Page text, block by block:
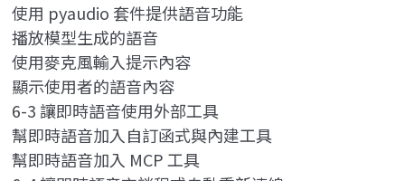
使用 pyaudio 套件提供語音功能
播放模型生成的語音
使用麥克風輸入提示內容
顯示使用者的語音內容
6-3 讓即時語音使用外部工具
幫即時語音加入自訂函式與內建工具
幫即時語音加入 MCP 工具